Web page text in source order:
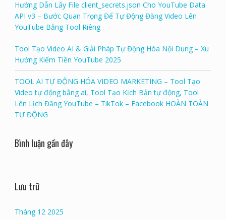
Hướng Dẫn Lấy File client_secrets.json Cho YouTube Data
API v3 – Bước Quan Trọng Để Tự Động Đăng Video Lên
YouTube Bằng Tool Riêng
Tool Tạo Video AI & Giải Pháp Tự Động Hóa Nội Dung – Xu
Hướng Kiếm Tiền YouTube 2025
TOOL AI TỰ ĐỘNG HÓA VIDEO MARKETING – Tool Tạo
Video tự động bằng ai, Tool Tạo Kịch Bản tự động, Tool
Lên Lịch Đăng YouTube – TikTok – Facebook HOÀN TOÀN
TỰ ĐỘNG
Bình luận gần đây
Lưu trữ
Tháng 12 2025